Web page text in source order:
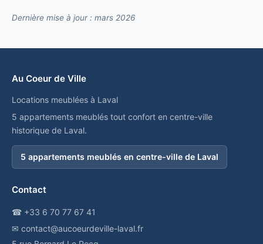
Dernière mise à jour : mars 2026
Au Coeur de Ville
Locations meublées à Laval
5 appartements meublés tout confort en centre-ville
historique de Laval.
5 appartements meublés en centre-ville de Laval
Contact
☎ +33 6 70 77 67 41
✉ contact@aucoeurdeville-laval.fr